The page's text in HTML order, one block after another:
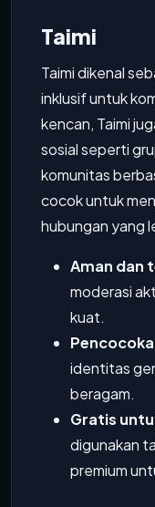
Taimi
Taimi dikenal
inklusif untuk
kencan, Taimi
sosial seperti
komunitas
cocok untuk
hubungan yang
Aman dan
moderasi
kuat.
identitas
beragam.
Gratis
digunakan
premium